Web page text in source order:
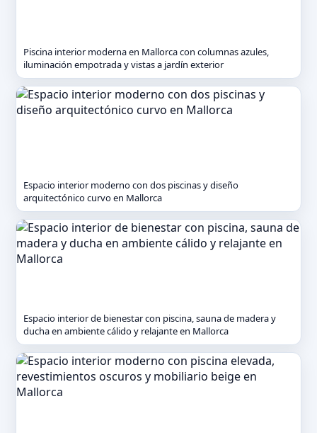
Piscina interior moderna en Mallorca con columnas azules,
iluminación empotrada y vistas a jardín exterior
Espacio interior moderno con dos piscinas y diseño
arquitectónico curvo en Mallorca
Espacio interior de bienestar con piscina, sauna de madera y
ducha en ambiente cálido y relajante en Mallorca